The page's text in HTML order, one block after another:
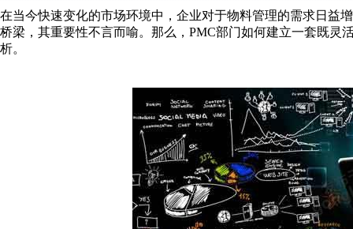
在当今快速变化的市场环境中，企业对于物料管理的需求日益
桥梁，其重要性不言而喻。那么，PMC部门如何建立一套既
析。